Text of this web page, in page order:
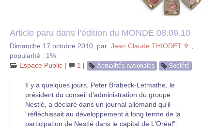
Article paru dans l’édition du MONDE 08.09.10
Dimanche 17 octobre 2010 par Jean Claude THIODET ✞
popularité : 1%
Espace Public | 1 | Actualités nationales Société
Il y a quelques jours, Peter Brabeck-Letmathe, le
président du conseil d’administration du groupe
Nestlé, a déclaré dans un journal allemand qu’il
"réfléchissait au développement à long terme de la
participation de Nestlé dans le capital de L’Oréal".